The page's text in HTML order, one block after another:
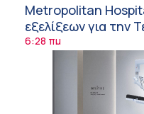
Metropolitan
εξελίξεων για την Τεχνητή Νοημοσύνη και
την Ογκολογία
6:28 πμ
Παύλος
Στέλιος Λιανός –